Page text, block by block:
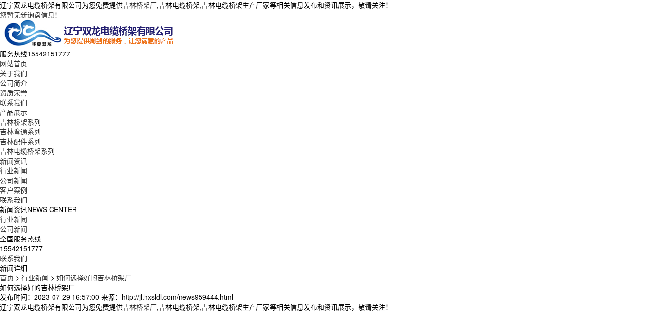
辽宁双龙电缆桥架有限公司为您免费提供吉林桥架厂,吉林电缆桥架,吉林电缆桥架生产厂家等相关信息发布和资讯展示，敬请关注！
您暂无新询盘信息！
服务热线15542151777
网站首页
关于我们
公司简介
资质荣誉
联系我们
产品展示
吉林桥架系列
吉林弯通系列
吉林配件系列
吉林电缆桥架系列
新闻资讯
行业新闻
公司新闻
客户案例
联系我们
新闻资讯NEWS CENTER
行业新闻
公司新闻
全国服务热线
15542151777
联系我们
新闻详细
首页 > 行业新闻 > 如何选择好的吉林桥架厂
如何选择好的吉林桥架厂
发布时间：2023-07-29 16:57:00 来源：http://jl.hxsldl.com/news959444.html
辽宁双龙电缆桥架有限公司为您免费提供吉林桥架厂,吉林电缆桥架,吉林电缆桥架生产厂家等相关信息发布和资讯展示，敬请关注！